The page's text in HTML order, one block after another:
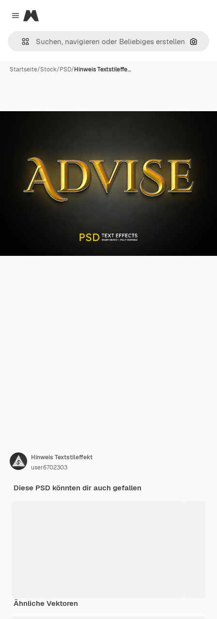
Close menu
Magnific
Nach
Startseite/Stock/PSD/Hinweis Textstileffe…
Hinweis Textstileffekt
user6702303
Diese PSD könnten dir auch gefallen
Ähnliche Vektoren